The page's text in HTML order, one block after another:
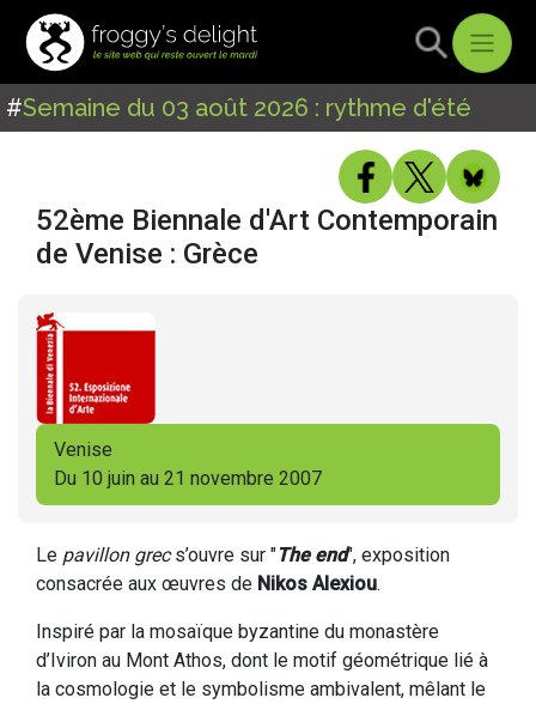
#Semaine du 03 août 2026 : rythme d'été
52ème Biennale d'Art Contemporain
de Venise : Grèce
Venise
Du 10 juin au 21 novembre 2007
Le pavillon grecs’ouvre sur "The end", exposition
consacrée aux œuvres de Nikos Alexiou.
Inspiré par la mosaïque byzantine du monastère
d’Iviron au Mont Athos, dont le motif géométrique lié à
la cosmologie et le symbolisme ambivalent, mêlant le